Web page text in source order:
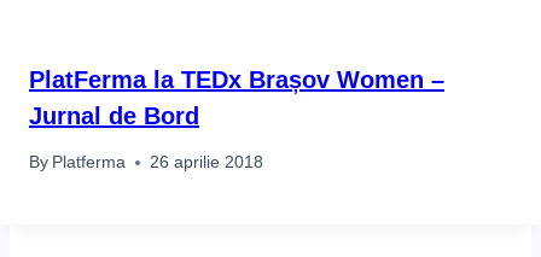
PlatFerma la TEDx Brașov Women –
Jurnal de Bord
By Platferma 26 aprilie 2018